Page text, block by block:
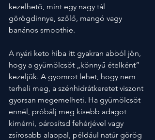
kezelhető, mint egy nagy tál
görögdinnye, szőlő, mangó vagy
banános smoothie.
A nyári keto hiba itt gyakran abból jön,
hogy a gyümölcsöt „könnyű ételként”
kezeljük. A gyomrot lehet, hogy nem
terheli meg, a szénhidrátkeretet viszont
gyorsan megemelheti. Ha gyümölcsöt
ennél, próbálj meg kisebb adagot
kimérni, párosítsd fehérjével vagy
zsírosabb alappal, például natúr görög